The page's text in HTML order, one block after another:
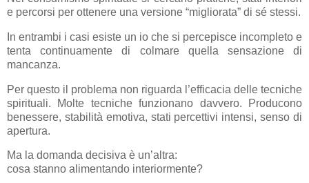
e percorsi per ottenere una versione “migliorata” di sé stessi.
In entrambi i casi esiste un io che si percepisce incompleto e
tenta continuamente di colmare quella sensazione di
mancanza.
Per questo il problema non riguarda l’efficacia delle tecniche
spirituali. Molte tecniche funzionano davvero. Producono
benessere, stabilità emotiva, stati percettivi intensi, senso di
apertura.
Ma la domanda decisiva è un’altra:
cosa stanno alimentando interiormente?